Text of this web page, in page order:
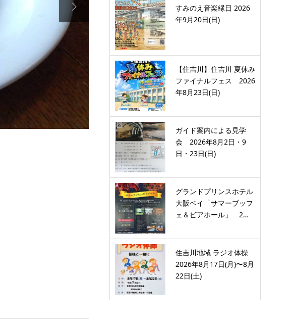

すみのえ音楽縁日 2026
年9月20日(日)
【住吉川】住吉川 夏休み
ファイナルフェス 2026
年8月23日(日)
ガイド案内による見学
会 2026年8月2日・9
日・23日(日)
グランドプリンスホテル
大阪ベイ「サマーブッフ
ェ＆ビアホール」 2…
住吉川地域 ラジオ体操
2026年8月17日(月)〜8月
22日(土)